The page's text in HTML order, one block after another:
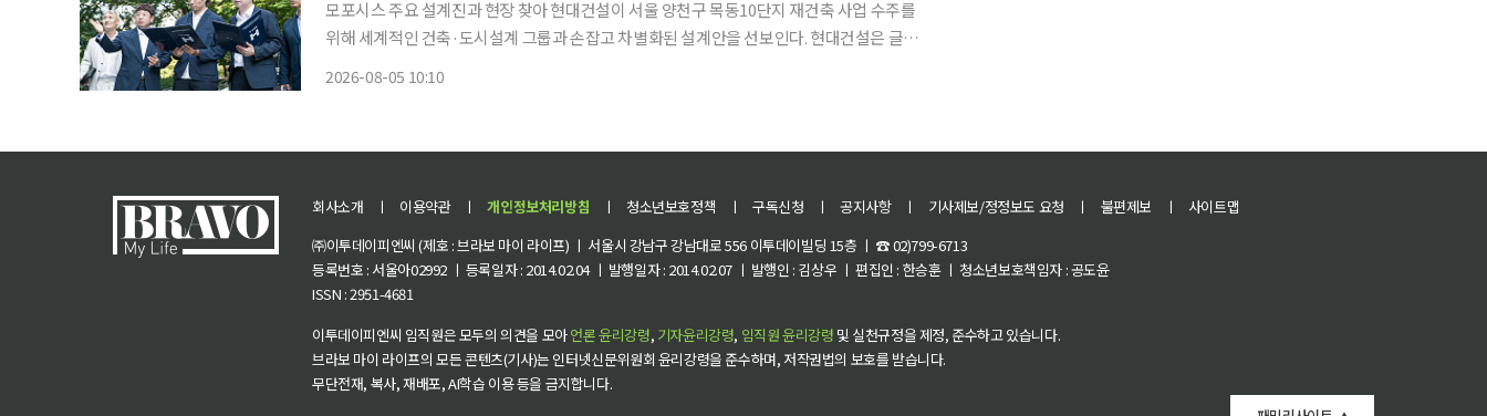
모포시스 주요 설계진과 현장 찾아 현대건설이 서울 양천구 목동10단지 재건축 사업 수주를
위해 세계적인 건축·도시설계 그룹과 손잡고 차별화된 설계안을 선보인다. 현대건설은 글로
2026-08-05 10:10
회사소개 ㅣ 이용약관 ㅣ 개인정보처리방침 ㅣ 청소년보호정책 ㅣ 구독신청 ㅣ 공지사항 ㅣ 기사제보/정정보도 요청 ㅣ 불편제보 ㅣ
사이트맵
㈜이투데이피엔씨 (제호 : 브라보 마이 라이프) ㅣ 서울시 강남구 강남대로 556 이투데이빌딩 15층 ㅣ ☎ 02)799-6713
등록번호 : 서울아02992 ㅣ 등록일자 : 2014.02.04 ㅣ 발행일자 : 2014.02.07 ㅣ 발행인 : 김상우 ㅣ 편집인 : 한승훈 ㅣ 청소년보호책임자 : 공도윤
ISSN : 2951-4681
이투데이피엔씨 임직원은 모두의 의견을 모아언론 윤리강령, 기자윤리강령, 임직원 윤리강령 및 실천규정을 제정, 준수하고 있습니다.
브라보 마이 라이프의 모든 콘텐츠(기사)는 인터넷신문위원회 윤리강령을 준수하며, 저작권법의 보호를 받습니다.
무단전재, 복사, 재배포, AI학습 이용 등을 금지합니다.